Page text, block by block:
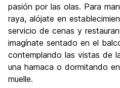
pasión por las olas. Para
raya, alójate en
servicio de cenas y
imagínate sentado en el
contemplando las vistas de
una hamaca o dormitando
muelle.